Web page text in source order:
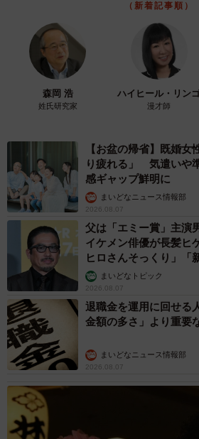
（新着記事順）
森岡 浩
姓氏研究家
ハイヒール・リン
漫才師
【お盆の帰省】既婚女
り疲れる」 気遣いや
感ギャップ鮮明に
まいどなニュース情報部
2026.08.07
父は「エミー賞」主
イケメン俳優が長髪ヒ
ヒロさんそっくり」「
まいどなトピック
2026.08.07
退職金を運用に回せる
金額の多さ」より重要
まいどなニュース情報部
2026.08.07